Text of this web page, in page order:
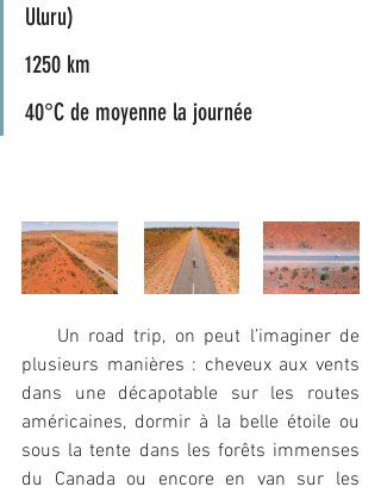
Uluru)
1250 km
40°C de moyenne la journée
plusieurs manières : cheveux aux vents
dans une décapotable sur les routes
américaines, dormir à la belle étoile ou
sous la tente dans les forêts immenses
du Canada ou encore en van sur les